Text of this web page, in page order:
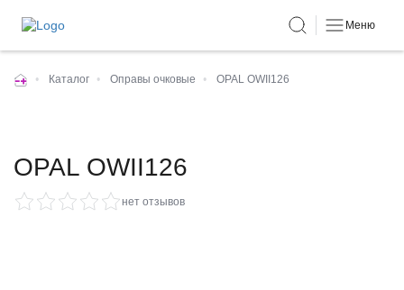
Меню
• Каталог • Оправы очковые • OPAL OWII126
OPAL OWII126
нет отзывов